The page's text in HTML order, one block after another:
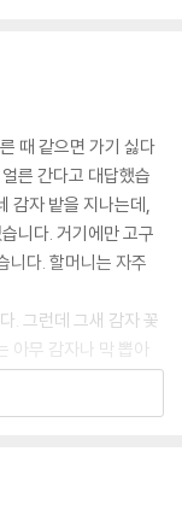
때 같으면 가기 싫다
른 간다고 대답했습
감자 밭을 지나는데,
니다. 거기에만 고구
니다. 할머니는 자주
. 그런데 그새 감자 꽃
아무 감자나 막 뽑아
체 내 감자는 어디로
보고 있을 때였습니